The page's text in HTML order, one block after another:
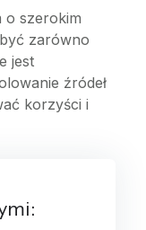
o szerokim
zarówno
jest
źródeł
korzyści i